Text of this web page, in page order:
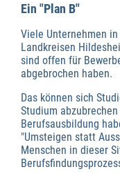
Ein "Plan B"
Viele Unternehmen
Landkreisen
sind offen für
abgebrochen haben.
Das können sich
Studium
Berufsausbildung
"Umsteigen statt
Menschen in dieser